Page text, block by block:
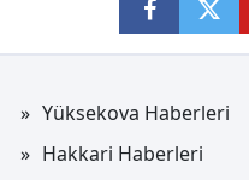
Yüksekova Haberleri
Hakkari Haberleri